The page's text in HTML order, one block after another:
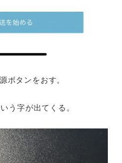
ボタンをおす。
う字が出てくる。